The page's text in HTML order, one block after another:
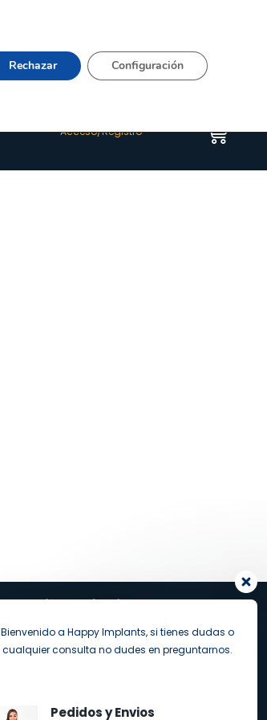
Quienes somos Happyblog Contacto
Acceso/Registro
Rechazar Configuración
Bienvenido a Happy Implants, si tienes dudas o
cualquier consulta no dudes en preguntarnos.
Pedidos y Envios